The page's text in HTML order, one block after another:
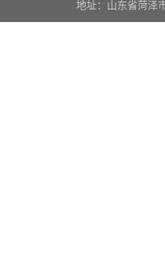
地址：山东省菏泽